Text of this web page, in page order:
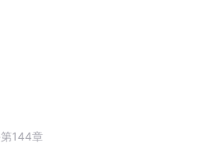
144章